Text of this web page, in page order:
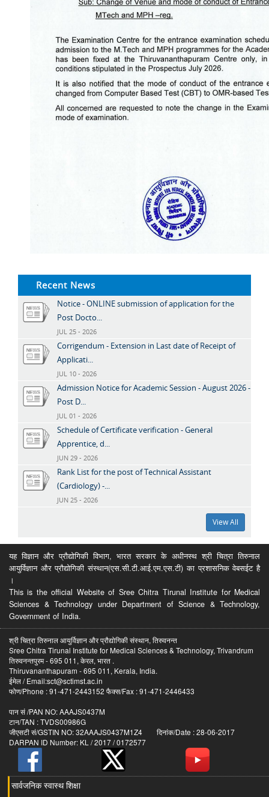
Recent News
Notice - ONLINE submission of application for the
Post Docto...
JUL 25 - 2026
Corrigendum - Extension in Last date of Receipt of
Applicati...
JUL 10 - 2026
Admission Notice for Academic Session - August 2026 -
Post D...
JUL 01 - 2026
Schedule of Certificate verification - General
Apprentice, d...
JUN 29 - 2026
Rank List for the post of Technical Assistant
(Cardiology) -...
JUN 25 - 2026
View All
यह विज्ञान और प्रौद्योगिकी विभाग, भारत सरकार के अधीनस्थ श्री चित्रा तिरुनाल
आयुर्विज्ञान और प्रौद्योगिकी संस्थान(एस.सी.टी.आई.एम.एस.टी) का प्रशासनिक वेबसईट है
।
This is the official Website of Sree Chitra Tirunal Institute for Medical
Sciences & Technology under Department of Science & Technology,
Government of India.
श्री चित्रा तिरुनाल आयुर्विज्ञान और प्रौद्योगिकी संस्थान, तिरुवनन्त
Sree Chitra Tirunal Institute for Medical Sciences & Technology, Trivandrum
तिरुवनन्तपुरम - 695 011, केरल, भारत .
Thiruvananthapuram - 695 011, Kerala, India.
ईमेल / Email:sct@sctimst.ac.in
फोण/Phone : 91-471-2443152 फैक्स/Fax : 91-471-2446433
पान सं /PAN NO: AAAJS0437M
टान/TAN : TVDS00986G
जीएसटी सं/GSTIN NO: 32AAAJS0437M1Z4 दिनांक/Date : 28-06-2017
DARPAN ID Number: KL / 2017 / 0172577
सार्वजनिक स्वास्थ शिक्षा